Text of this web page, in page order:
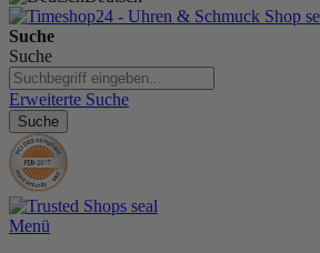
Suche
Suche
Erweiterte Suche
Suche
Menü